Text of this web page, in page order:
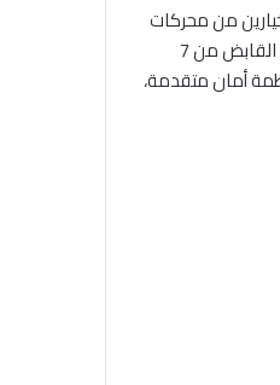
من محركات
البنزين التيربو: محرك 1.6 لتر يولد قوة 197 حصان مع عزم دوران 290 نيوتن متر، ومحرك 2.0 لتر بقوة 241 حصان وعزم 390 نيوتن متر، متصلين بناقل حركة أوتوماتيكي مزدوج القابض من 7
تشمل شاشة مزدوجة حتى 24.6 بوصة، إضافة إلى 10 وسائد هوائية وأنظمة أمان متقدمة،